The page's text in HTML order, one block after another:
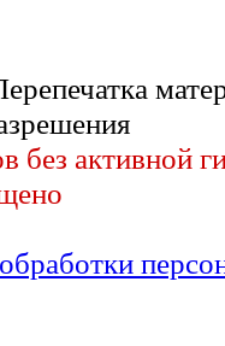
без активной